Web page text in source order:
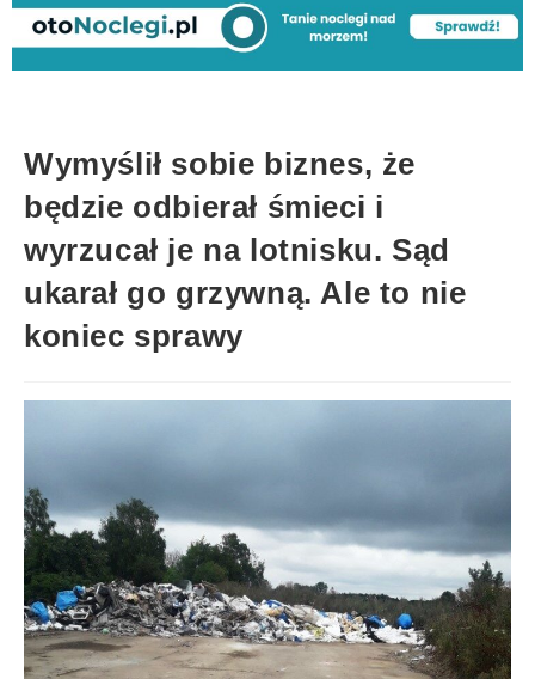
Wymyślił sobie biznes, że
będzie odbierał śmieci i
wyrzucał je na lotnisku. Sąd
ukarał go grzywną. Ale to nie
koniec sprawy